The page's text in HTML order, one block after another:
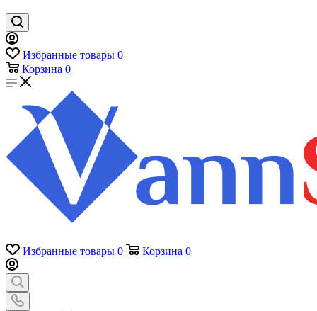
Избранные товары 0
Корзина 0
Избранные товары 0 Корзина 0